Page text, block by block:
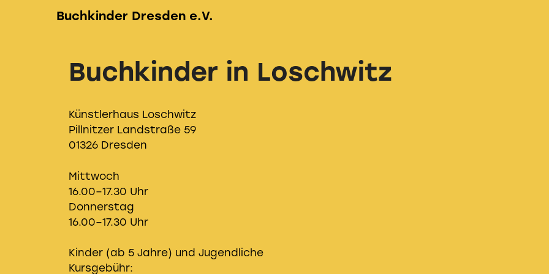
Buchkinder Dresden e.V.
Buchkinder in Loschwitz
Künstlerhaus Loschwitz
Pillnitzer Landstraße 59
01326 Dresden
Mittwoch
16.00–17.30 Uhr
Donnerstag
16.00–17.30 Uhr
Kinder (ab 5 Jahre) und Jugendliche
Kursgebühr: